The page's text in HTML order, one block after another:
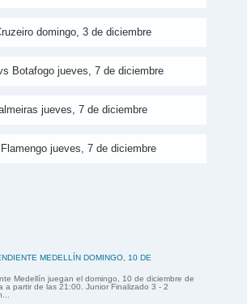
domingo, 3 de diciembre
Botafogo jueves, 7 de diciembre
jueves, 7 de diciembre
jueves, 7 de diciembre
MEDELLÍN DOMINGO, 10 DE
Medellín juegan el domingo, 10 de diciembre de
a partir de las 21:00. Junior Finalizado 3 - 2